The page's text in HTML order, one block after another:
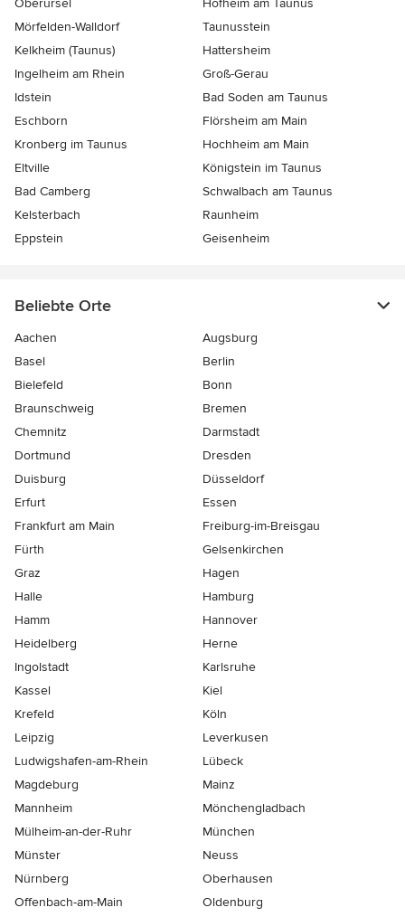
Oberursel
Hofheim am Taunus
Mörfelden-Walldorf
Taunusstein
Kelkheim (Taunus)
Hattersheim
Ingelheim am Rhein
Groß-Gerau
Idstein
Bad Soden am Taunus
Eschborn
Flörsheim am Main
Kronberg im Taunus
Hochheim am Main
Eltville
Königstein im Taunus
Bad Camberg
Schwalbach am Taunus
Kelsterbach
Raunheim
Eppstein
Geisenheim
Beliebte Orte
Aachen
Augsburg
Basel
Berlin
Bielefeld
Bonn
Braunschweig
Bremen
Chemnitz
Darmstadt
Dortmund
Dresden
Duisburg
Düsseldorf
Erfurt
Essen
Frankfurt am Main
Freiburg-im-Breisgau
Fürth
Gelsenkirchen
Graz
Hagen
Halle
Hamburg
Hamm
Hannover
Heidelberg
Herne
Ingolstadt
Karlsruhe
Kassel
Kiel
Krefeld
Köln
Leipzig
Leverkusen
Ludwigshafen-am-Rhein
Lübeck
Magdeburg
Mainz
Mannheim
Mönchen­gladbach
Mülheim-an-der-Ruhr
München
Münster
Neuss
Nürnberg
Oberhausen
Offenbach-am-Main
Oldenburg